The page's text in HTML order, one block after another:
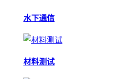
水下通信
材料测试